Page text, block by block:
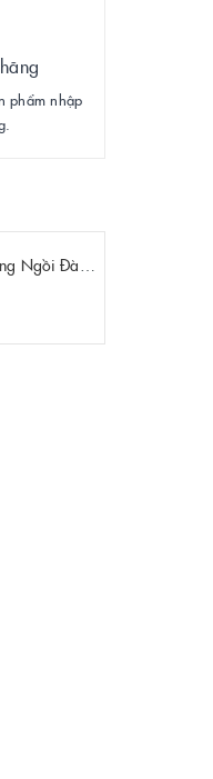
phẩm nhập
Tượng Địa Tạng Ngồi Đài Sen Đồng Mạ Vàng